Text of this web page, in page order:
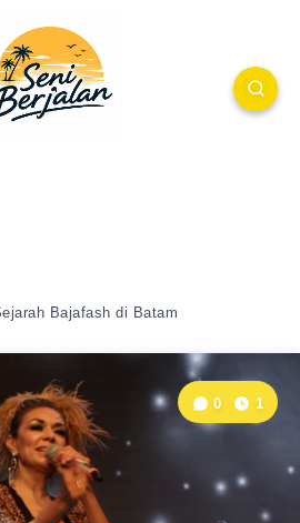
Bajafash di Batam
0 1